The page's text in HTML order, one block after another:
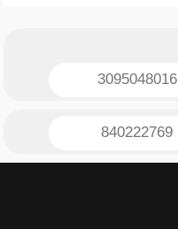
3095048016
840222769